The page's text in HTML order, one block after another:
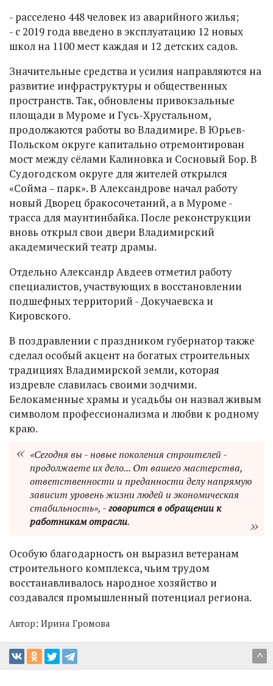
- расселено 448 человек из аварийного жилья;
- с 2019 года введено в эксплуатацию 12 новых
школ на 1100 мест каждая и 12 детских садов.
Значительные средства и усилия направляются на
развитие инфраструктуры и общественных
пространств. Так, обновлены привокзальные
площади в Муроме и Гусь-Хрустальном,
продолжаются работы во Владимире. В Юрьев-
Польском округе капитально отремонтирован
мост между сёлами Калиновка и Сосновый Бор. В
Судогодском округе для жителей открылся
«Сойма – парк». В Александрове начал работу
новый Дворец бракосочетаний, а в Муроме -
трасса для маунтинбайка. После реконструкции
вновь открыл свои двери Владимирский
академический театр драмы.
Отдельно Александр Авдеев отметил работу
специалистов, участвующих в восстановлении
подшефных территорий - Докучаевска и
Кировского.
В поздравлении с праздником губернатор также
сделал особый акцент на богатых строительных
традициях Владимирской земли, которая
издревле славилась своими зодчими.
Белокаменные храмы и усадьбы он назвал живым
символом профессионализма и любви к родному
краю.
«Сегодня вы - новые поколения строителей -
продолжаете их дело... От вашего мастерства,
ответственности и преданности делу напрямую
зависит уровень жизни людей и экономическая
стабильность», -говорится в обращении к
работникам отрасли.
Особую благодарность он выразил ветеранам
строительного комплекса, чьим трудом
восстанавливалось народное хозяйство и
создавался промышленный потенциал региона.
Автор: Ирина Громова
^